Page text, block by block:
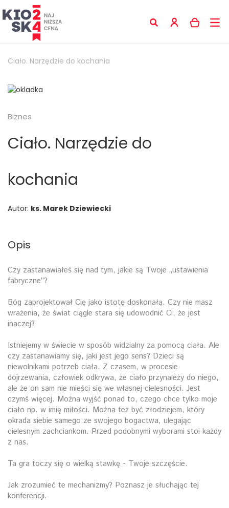
Ciało. Narzędzie do kochania
Biznes
Ciało. Narzędzie do
kochania
Autor: ks. Marek Dziewiecki
Opis
Czy zastanawiałeś się nad tym, jakie są Twoje „ustawienia
fabryczne”?
Bóg zaprojektował Cię jako istotę doskonałą. Czy nie masz
wrażenia, że świat ciągle stara się udowodnić Ci, że jest
inaczej?
Istniejemy w świecie w sposób widzialny za pomocą ciała. Ale
czy zastanawiamy się, jaki jest jego sens? Dzieci są
niewolnikami potrzeb ciała. Z czasem, w procesie
dojrzewania, człowiek odkrywa, że ciało przynależy do niego,
ale że on sam nie mieści się we własnej cielesności. Jest
czymś więcej. Można wyjść ponad to, czego chce tylko moje
ciało np. w imię miłości. Można też być złodziejem, który
okrada siebie samego ze swojego bogactwa, ulegając
cielesnym zachciankom. Przed podobnymi wyborami stoi każdy
z nas.
Ta gra toczy się o wielką stawkę - Twoje szczęście.
Jak zrozumieć te mechanizmy? Poznasz je słuchając tej
konferencji.